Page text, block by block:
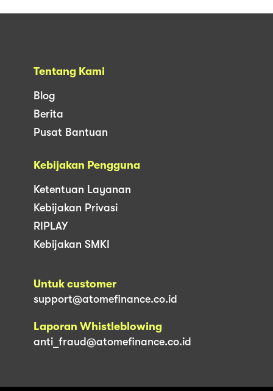
Tentang Kami
Blog
Berita
Pusat Bantuan
Kebijakan Pengguna
Ketentuan Layanan
Kebijakan Privasi
RIPLAY
Kebijakan SMKI
Untuk customer
support@atomefinance.co.id
Laporan Whistleblowing
anti_fraud@atomefinance.co.id